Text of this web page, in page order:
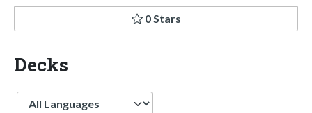
0 Stars
Decks
Language